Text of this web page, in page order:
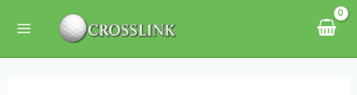
츠